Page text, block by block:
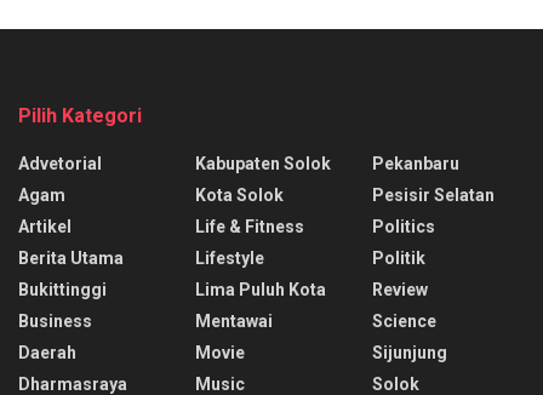
Pilih Kategori
Advetorial
Agam
Artikel
Berita Utama
Bukittinggi
Business
Daerah
Dharmasraya
Kabupaten Solok
Kota Solok
Life & Fitness
Lifestyle
Lima Puluh Kota
Mentawai
Movie
Music
Pekanbaru
Pesisir Selatan
Politics
Politik
Review
Science
Sijunjung
Solok